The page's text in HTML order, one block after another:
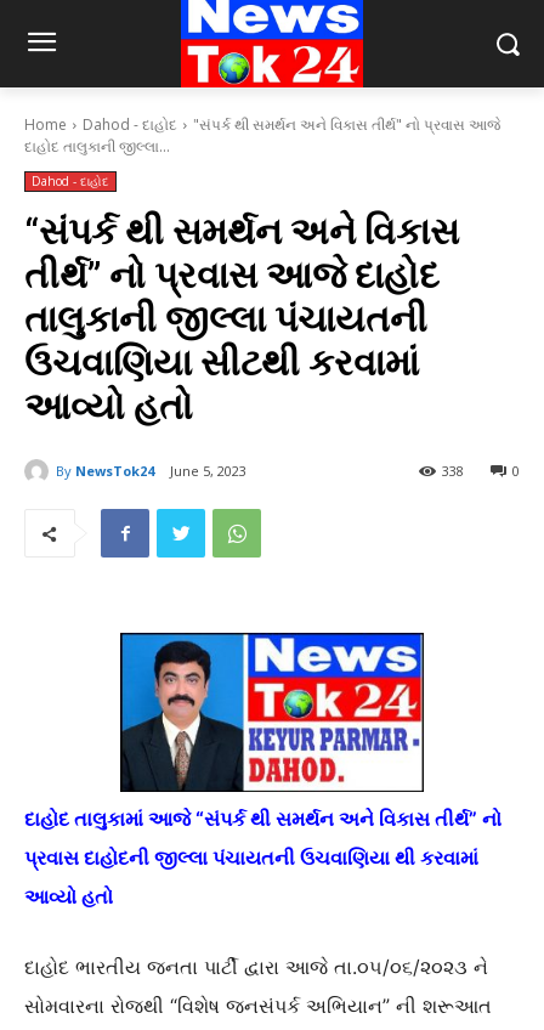
Home Dahod - દાહોદ
"સંપર્ક થી સમર્થન અને વિકાસ તીર્થ" નો પ્રવાસ આજે
દાહોદ તાલુકાની જીલ્લા...
Dahod - દાહોદ
“સંપર્ક થી સમર્થન અને વિકાસ
તીર્થ” નો પ્રવાસ આજે દાહોદ
તાલુકાની જીલ્લા પંચાયતની
ઉચવાણિયા સીટથી કરવામાં
આવ્યો હતો
By NewsTok24 June 5, 2023 0
338
દાહોદ તાલુકામાં આજે “સંપર્ક થી સમર્થન અને વિકાસ તીર્થ” નો
પ્રવાસ દાહોદની જીલ્લા પંચાયતની ઉચવાણિયા થી કરવામાં
આવ્યો હતો
દાહોદ ભારતીય જનતા પાર્ટી દ્વારા આજે તા.૦૫/૦૬/૨૦૨૩ ને
સોમવારના રોજથી “વિશેષ જનસંપર્ક અભિયાન” ની શરૂઆત